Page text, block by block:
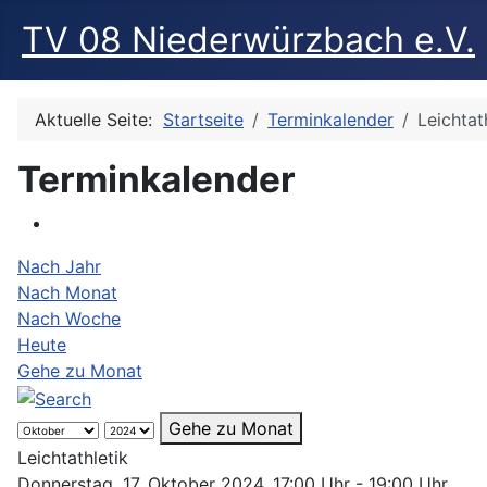
TV 08 Niederwürzbach e.V.
Aktuelle Seite: Startseite Terminkalender
Terminkalender
Nach Jahr
Nach Monat
Nach Woche
Heute
Gehe zu Monat
Gehe zu Monat
Leichtathletik